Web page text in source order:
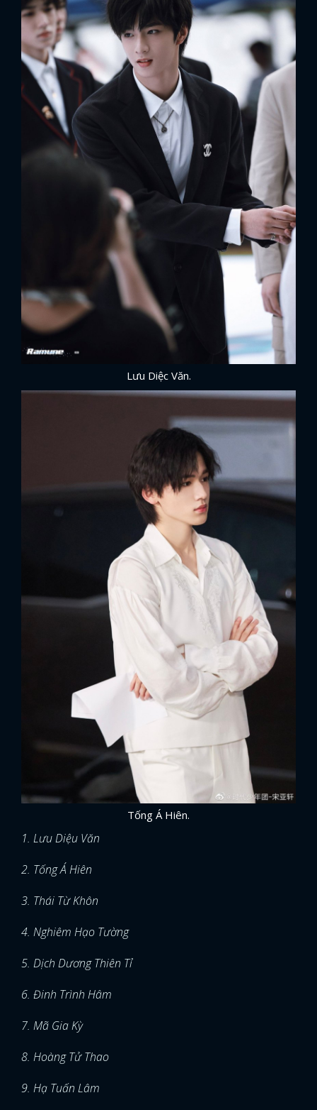
Lưu Diệc Văn.
Tống Á Hiên.
1. Lưu Diệu Văn
2. Tống Á Hiên
3. Thái Từ Khôn
4. Nghiêm Hạo Tường
5. Dịch Dương Thiên Tỉ
6. Đinh Trình Hâm
7. Mã Gia Kỳ
8. Hoàng Tử Thao
9. Hạ Tuấn Lâm